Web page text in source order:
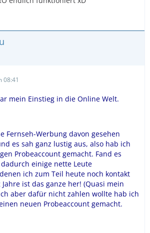
08:41
mein Einstieg in die Online Welt.
Fernseh-Werbung davon gesehen
es sah ganz lustig aus, also hab ich
Probeaccount gemacht. Fand es
einige nette Leute
ich zum Teil heute noch kontakt
ist das ganze her! (Quasi mein
aber dafür nicht zahlen wollte hab ich
neuen Probeaccount gemacht.